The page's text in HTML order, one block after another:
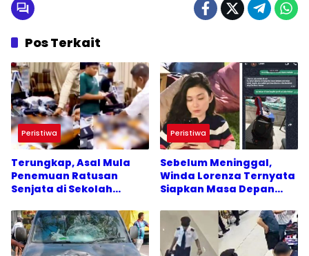
Pos Terkait
Peristiwa
Terungkap, Asal Mula
Penemuan Ratusan
Senjata di Sekolah
Peristiwa
Sebelum Meninggal,
Winda Lorenza Ternyata
Siapkan Masa Depan
Usaha